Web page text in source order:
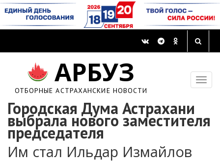
АРБУЗ
ОТБОРНЫЕ АСТРАХАНСКИЕ НОВОСТИ
Городская Дума Астрахани
выбрала нового заместителя
председателя
Им стал Ильдар Измайлов